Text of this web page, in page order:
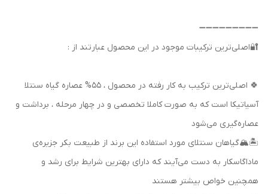
➖➖➖➖➖➖➖➖➖
🔐اصلی‌ترین ترکیبات موجود در این محصول عبارتند از :
🍀 اصلی‌ترین ترکیب به کار رفته در محصول ، 55% عصاره گیاه سنتلا
آسیاتیکا است که به صورت کاملا تخصصی و در چهار مرحله ، برداشت و
عصاره‌گیری می‌شود
🏝🏔گیاهان سنتلای مورد استفاده این برند از طبیعت بکر جزیره‌ی
ماداگاسکار به دست می‌آیند که دارای بهترین شرایط برای رشد و
همچنین خواص بیشتر هستند